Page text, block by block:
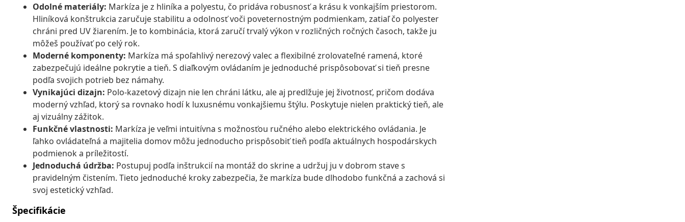
Odolné materiály: Markíza je z hliníka a polyestu, čo pridáva robusnosť a krásu k vonkajším priestorom.
Hliníková konštrukcia zaručuje stabilitu a odolnosť voči poveternostným podmienkam, zatiaľ čo polyester
chráni pred UV žiarením. Je to kombinácia, ktorá zaručí trvalý výkon v rozličných ročných časoch, takže ju
môžeš používať po celý rok.
Moderné komponenty: Markíza má spoľahlivý nerezový valec a flexibilné zrolovateľné ramená, ktoré
zabezpečujú ideálne pokrytie a tieň. S diaľkovým ovládaním je jednoduché prispôsobovať si tieň presne
podľa svojich potrieb bez námahy.
Vynikajúci dizajn: Polo-kazetový dizajn nie len chráni látku, ale aj predlžuje jej životnosť, pričom dodáva
moderný vzhľad, ktorý sa rovnako hodí k luxusnému vonkajšiemu štýlu. Poskytuje nielen praktický tieň, ale
aj vizuálny zážitok.
Funkčné vlastnosti: Markíza je veľmi intuitívna s možnosťou ručného alebo elektrického ovládania. Je
ľahko ovládateľná a majitelia domov môžu jednoducho prispôsobiť tieň podľa aktuálnych hospodárskych
podmienok a príležitostí.
Jednoduchá údržba: Postupuj podľa inštrukcií na montáž do skrine a udržuj ju v dobrom stave s
pravidelným čistením. Tieto jednoduché kroky zabezpečia, že markíza bude dlhodobo funkčná a zachová si
svoj estetický vzhľad.
Špecifikácie